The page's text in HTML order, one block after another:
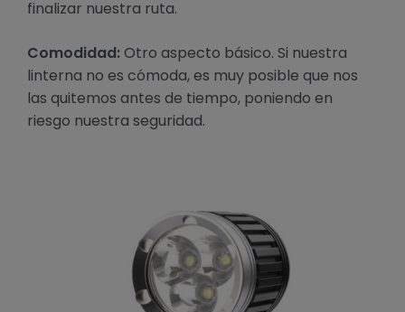
finalizar nuestra ruta.
Comodidad: Otro aspecto básico. Si nuestra
linterna no es cómoda, es muy posible que nos
las quitemos antes de tiempo, poniendo en
riesgo nuestra seguridad.